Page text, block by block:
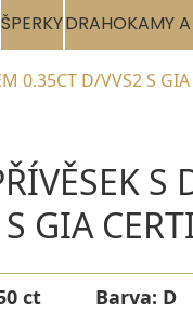
ŠPERKYDRAHOKAMY
0.35CT D/VVS2 S GIA
GIA
ct Barva: D